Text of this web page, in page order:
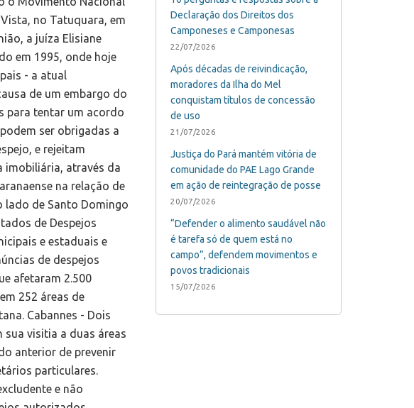
Declaração dos Direitos dos
Camponeses e Camponesas
22/07/2026
Após décadas de reivindicação,
moradores da Ilha do Mel
conquistam títulos de concessão
de uso
21/07/2026
Justiça do Pará mantém vitória de
comunidade do PAE Lago Grande
em ação de reintegração de posse
20/07/2026
“Defender o alimento saudável não
é tarefa só de quem está no
campo”, defendem movimentos e
povos tradicionais
15/07/2026